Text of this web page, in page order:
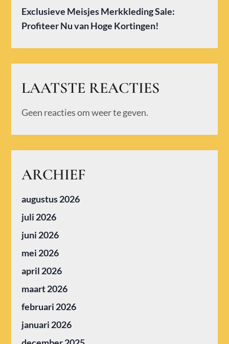
Exclusieve Meisjes Merkkleding Sale:
Profiteer Nu van Hoge Kortingen!
LAATSTE REACTIES
Geen reacties om weer te geven.
ARCHIEF
augustus 2026
juli 2026
juni 2026
mei 2026
april 2026
maart 2026
februari 2026
januari 2026